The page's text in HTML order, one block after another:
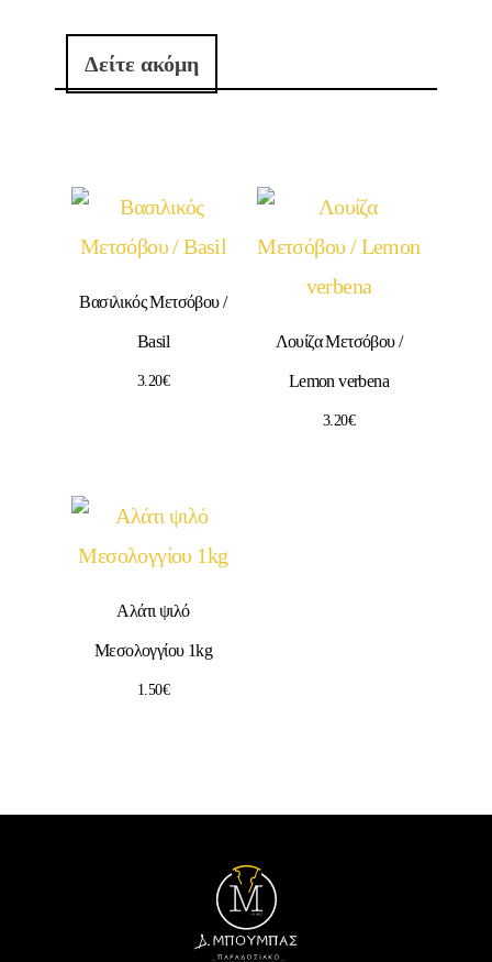
Δείτε ακόμη
Βασιλικός Μετσόβου /
Basil
3.20€
Λουίζα Μετσόβου /
Lemon verbena
3.20€
Αλάτι ψιλό
Μεσολογγίου 1kg
1.50€